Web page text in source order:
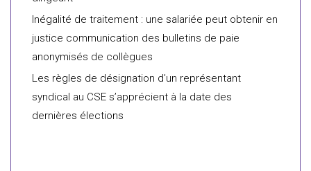
Inégalité de traitement : une salariée peut obtenir en
justice communication des bulletins de paie
anonymisés de collègues
Les règles de désignation d’un représentant
syndical au CSE s’apprécient à la date des
dernières élections